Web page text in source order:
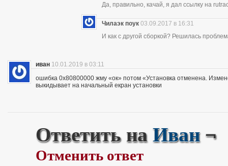
Да, правильно, качай, я дал ссылку на
Чилаэк поук 03.09.2017 в 16:31
И как с другой сборкой? Решилась
иван 10.01.2019 в 03:11
ошибка 0x80800000 жму «ок» потом «Установка отменена.
выкидывает на начальный екран установки
Ответить наИван¬
Отменить ответ